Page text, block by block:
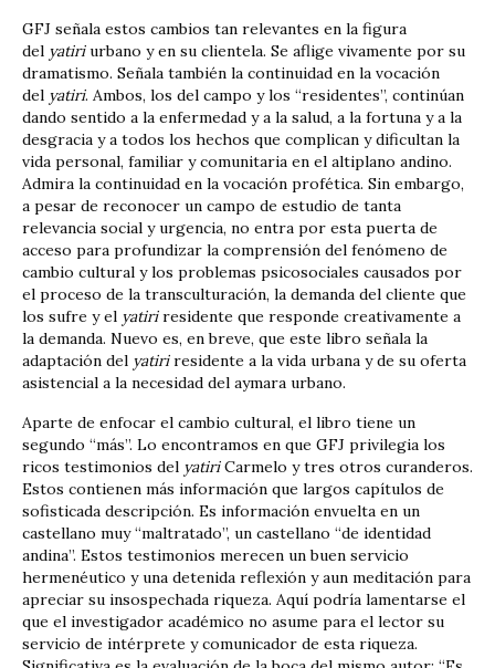
GFJ señala estos cambios tan relevantes en la figura
del yatiriurbano y en su clientela. Se aflige vivamente por su
dramatismo. Señala también la continuidad en la vocación
del yatiri. Ambos, los del campo y los “residentes”, continúan
dando sentido a la enfermedad y a la salud, a la fortuna y a la
desgracia y a todos los hechos que complican y dificultan la
vida personal, familiar y comunitaria en el altiplano andino.
Admira la continuidad en la vocación profética. Sin embargo,
a pesar de reconocer un campo de estudio de tanta
relevancia social y urgencia, no entra por esta puerta de
acceso para profundizar la comprensión del fenómeno de
cambio cultural y los problemas psicosociales causados por
el proceso de la transculturación, la demanda del cliente que
los sufre y el yatiriresidente que responde creativamente a
la demanda. Nuevo es, en breve, que este libro señala la
adaptación del yatiriresidente a la vida urbana y de su oferta
asistencial a la necesidad del aymara urbano.
Aparte de enfocar el cambio cultural, el libro tiene un
segundo “más”. Lo encontramos en que GFJ privilegia los
ricos testimonios del yatiriCarmelo y tres otros curanderos.
Estos contienen más información que largos capítulos de
sofisticada descripción. Es información envuelta en un
castellano muy “maltratado”, un castellano “de identidad
andina”. Estos testimonios merecen un buen servicio
hermenéutico y una detenida reflexión y aun meditación para
apreciar su insospechada riqueza. Aquí podría lamentarse el
que el investigador académico no asume para el lector su
servicio de intérprete y comunicador de esta riqueza.